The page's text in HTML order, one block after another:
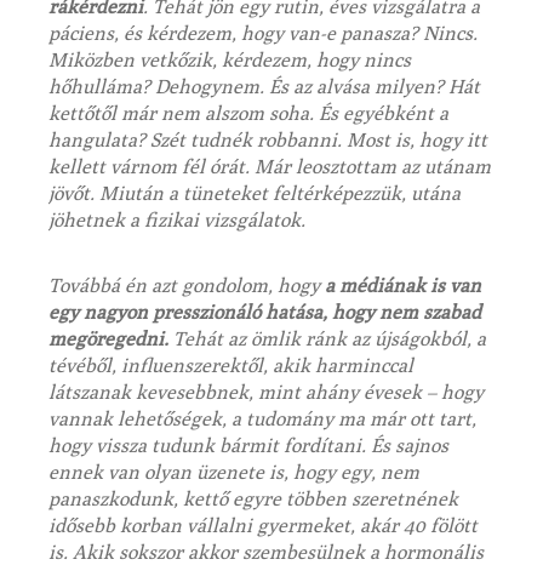
rákérdezni. Tehát jön egy rutin, éves vizsgálatra a
páciens, és kérdezem, hogy van-e panasza? Nincs.
Miközben vetkőzik, kérdezem, hogy nincs
hőhulláma? Dehogynem. És az alvása milyen? Hát
kettőtől már nem alszom soha. És egyébként a
hangulata? Szét tudnék robbanni. Most is, hogy itt
kellett várnom fél órát. Már leosztottam az utánam
jövőt. Miután a tüneteket feltérképezzük, utána
jöhetnek a fizikai vizsgálatok.
Továbbá én azt gondolom, hogya médiának is van
egy nagyon presszionáló hatása, hogy nem szabad
megöregedni. Tehát az ömlik ránk az újságokból, a
tévéből, influenszerektől, akik harminccal
látszanak kevesebbnek, mint ahány évesek – hogy
vannak lehetőségek, a tudomány ma már ott tart,
hogy vissza tudunk bármit fordítani. És sajnos
ennek van olyan üzenete is, hogy egy, nem
panaszkodunk, kettő egyre többen szeretnének
idősebb korban vállalni gyermeket, akár 40 fölött
is. Akik sokszor akkor szembesülnek a hormonális